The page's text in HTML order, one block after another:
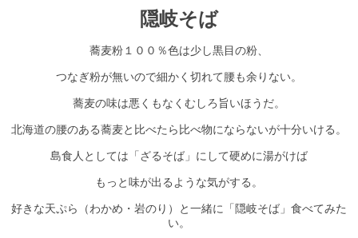
隠岐そば
蕎麦粉１００％色は少し黒目の粉、
つなぎ粉が無いので細かく切れて腰も余りない。
蕎麦の味は悪くもなくむしろ旨いほうだ。
北海道の腰のある蕎麦と比べたら比べ物にならないが十分いける。
島食人としては「ざるそば」にして硬めに湯がけば
もっと味が出るような気がする。
好きな天ぷら（わかめ・岩のり）と一緒に「隠岐そば」食べてみた
い。